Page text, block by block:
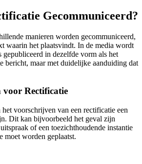
Gecommuniceerd?
manieren worden gecommuniceerd,
waarin het plaatsvindt. In de media wordt
gepubliceerd in dezelfde vorm als het
bericht, maar met duidelijke aanduiding dat
voor Rectificatie
voorschrijven van een rectificatie een
Dit kan bijvoorbeeld het geval zijn
of een toezichthoudende instantie
moet worden geplaatst.